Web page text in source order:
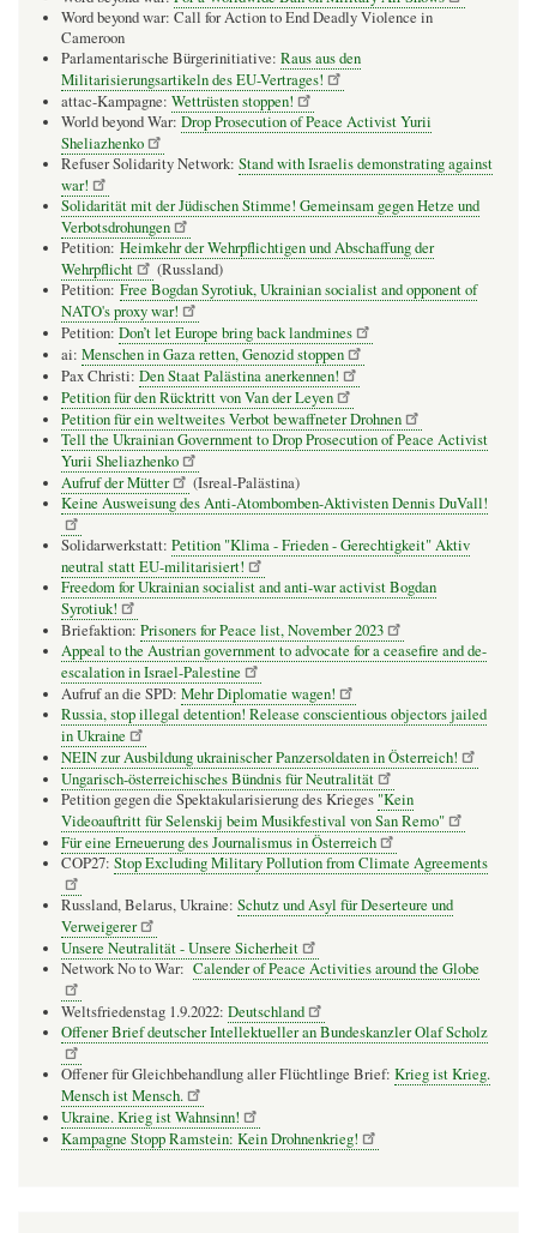
Word beyond war: Call for Action to End Deadly Violence in
Cameroon
Parlamentarische Bürgerinitiative: Raus aus den
Militarisierungsartikeln des EU-Vertrages!
attac-Kampagne: Wettrüsten stoppen!
World beyond War: Drop Prosecution of Peace Activist Yurii
Sheliazhenko
Refuser Solidarity Network: Stand with Israelis demonstrating against
war!
Solidarität mit der Jüdischen Stimme! Gemeinsam gegen Hetze und
Verbotsdrohungen
Petition: Heimkehr der Wehrpflichtigen und Abschaffung der
Wehrpflicht
(Russland)
Petition: Free Bogdan Syrotiuk, Ukrainian socialist and opponent of
NATO's proxy war!
Petition: Don’t let Europe bring back landmines
ai: Menschen in Gaza retten, Genozid stoppen
Pax Christi: Den Staat Palästina anerkennen!
Petition für den Rücktritt von Van der Leyen
Petition für ein weltweites Verbot bewaffneter Drohnen
Tell the Ukrainian Government to Drop Prosecution of Peace Activist
Yurii Sheliazhenko
Aufruf der Mütter
(Isreal-Palästina)
Keine Ausweisung des Anti-Atombomben-Aktivisten Dennis DuVall!
Solidarwerkstatt: Petition "Klima - Frieden - Gerechtigkeit" Aktiv
neutral statt EU-militarisiert!
Freedom for Ukrainian socialist and anti-war activist Bogdan
Syrotiuk!
Briefaktion: Prisoners for Peace list, November 2023
Appeal to the Austrian government to advocate for a ceasefire and de-
escalation in Israel-Palestine
Aufruf an die SPD: Mehr Diplomatie wagen!
Russia, stop illegal detention! Release conscientious objectors jailed
in Ukraine
NEIN zur Ausbildung ukrainischer Panzersoldaten in Österreich!
Ungarisch-österreichisches Bündnis für Neutralität
Petition gegen die Spektakularisierung des Krieges "Kein
Videoauftritt für Selenskij beim Musikfestival von San Remo"
Für eine Erneuerung des Journalismus in Österreich
COP27: Stop Excluding Military Pollution from Climate Agreements
Russland, Belarus, Ukraine: Schutz und Asyl für Deserteure und
Verweigerer
Unsere Neutralität - Unsere Sicherheit
Network No to War: Calender of Peace Activities around the Globe
Weltsfriedenstag 1.9.2022: Deutschland
Offener Brief deutscher Intellektueller an Bundeskanzler Olaf Scholz
Offener für Gleichbehandlung aller Flüchtlinge Brief: Krieg ist Krieg.
Mensch ist Mensch.
Ukraine. Krieg ist Wahnsinn!
Kampagne Stopp Ramstein: Kein Drohnenkrieg!